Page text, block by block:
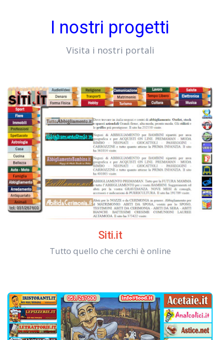
I nostri progetti
Visita i nostri portali
Siti.it
Tutto quello che cerchi è online